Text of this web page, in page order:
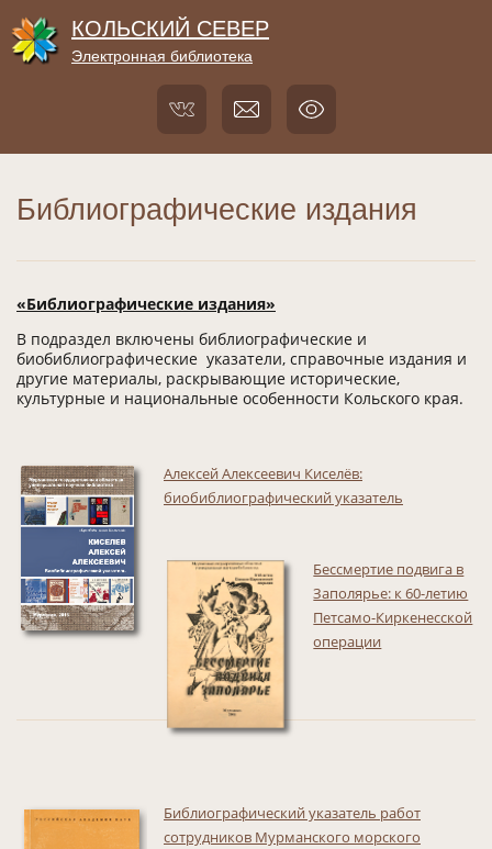
КОЛЬСКИЙ СЕВЕР
Электронная библиотека
Библиографические издания
«Библиографические издания»
В подраздел включены библиографические и
биобиблиографические указатели, справочные издания и
другие материалы, раскрывающие исторические,
культурные и национальные особенности Кольского края.
Алексей Алексеевич Киселёв:
биобиблиографический указатель
Бессмертие подвига в
Заполярье: к 60-летию
Петсамо-Киркенесской
операции
Библиографический указатель работ
сотрудников Мурманского морского